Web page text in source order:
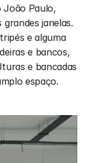
Paulo,
janelas.
e alguma
e bancos,
e bancadas
espaço.